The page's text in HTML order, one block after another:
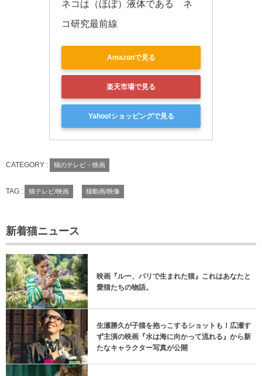
ネコは（ほぼ）液体である　ネ
コ研究最前線
Amazonで見る
楽天市場で見る
Yahoo!ショッピングで見る
CATEGORY : 猫のテレビ・映画
TAG : 猫テレビ/映画 猫動画/映像
新着猫ニュース
映画『ルー、パリで生まれた猫』これはあなたと
愛猫たちの物語。
生瀬勝久が子猫を抱っこするショットも！広瀬す
ず主演の映画『水は海に向かって流れる』から新
たなキャラクター写真が公開